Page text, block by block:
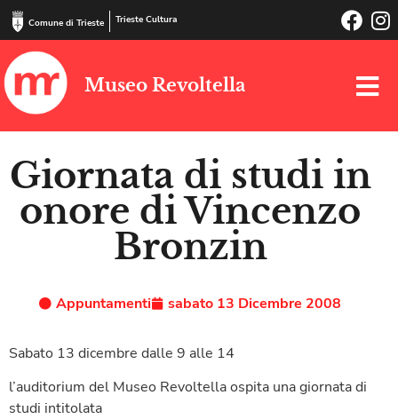
Comune di Trieste Trieste Cultura
Museo Revoltella
Giornata di studi in
onore di Vincenzo
Bronzin
Appuntamenti sabato 13 Dicembre 2008
Sabato 13 dicembre dalle 9 alle 14
l’auditorium del Museo Revoltella ospita una giornata di
studi intitolata